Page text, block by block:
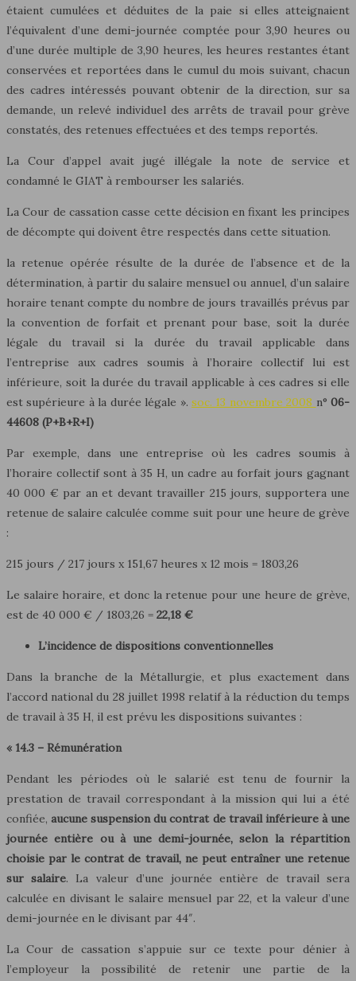
étaient cumulées et déduites de la paie si elles atteignaient
l’équivalent d’une demi-journée comptée pour 3,90 heures ou
d’une durée multiple de 3,90 heures, les heures restantes étant
conservées et reportées dans le cumul du mois suivant, chacun
des cadres intéressés pouvant obtenir de la direction, sur sa
demande, un relevé individuel des arrêts de travail pour grève
constatés, des retenues effectuées et des temps reportés.
La Cour d’appel avait jugé illégale la note de service et
condamné le GIAT à rembourser les salariés.
La Cour de cassation casse cette décision en fixant les principes
de décompte qui doivent être respectés dans cette situation.
la retenue opérée résulte de la durée de l’absence et de la
détermination, à partir du salaire mensuel ou annuel, d’un salaire
horaire tenant compte du nombre de jours travaillés prévus par
la convention de forfait et prenant pour base, soit la durée
légale du travail si la durée du travail applicable dans
l’entreprise aux cadres soumis à l’horaire collectif lui est
inférieure, soit la durée du travail applicable à ces cadres si elle
est supérieure à la durée légale ». soc. 13 novembre 2008 n°06-
44608 (P+B+R+I)
Par exemple, dans une entreprise où les cadres soumis à
l’horaire collectif sont à 35 H, un cadre au forfait jours gagnant
40 000 € par an et devant travailler 215 jours, supportera une
retenue de salaire calculée comme suit pour une heure de grève
:
215 jours / 217 jours x 151,67 heures x 12 mois = 1803,26
Le salaire horaire, et donc la retenue pour une heure de grève,
est de 40 000 € / 1803,26 = 22,18 €
L’incidence de dispositions conventionnelles
Dans la branche de la Métallurgie, et plus exactement dans
l’accord national du 28 juillet 1998 relatif à la réduction du temps
de travail à 35 H, il est prévu les dispositions suivantes :
« 14.3 – Rémunération
Pendant les périodes où le salarié est tenu de fournir la
prestation de travail correspondant à la mission qui lui a été
confiée,aucune suspension du contrat de travail inférieure à une
journée entière ou à une demi-journée, selon la répartition
choisie par le contrat de travail, ne peut entraîner une retenue
sur salaire. La valeur d’une journée entière de travail sera
calculée en divisant le salaire mensuel par 22, et la valeur d’une
demi-journée en le divisant par 44″.
La Cour de cassation s’appuie sur ce texte pour dénier à
l’employeur la possibilité de retenir une partie de la